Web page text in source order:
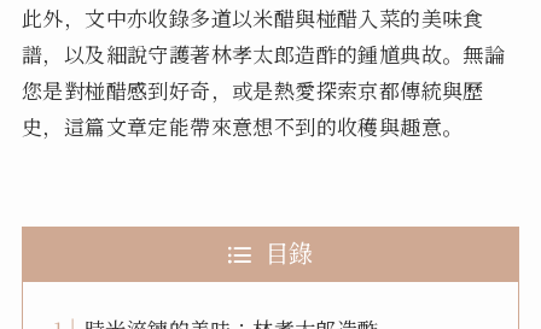
​​此外，文中亦收錄多道以米醋與椪醋入菜的美味食
譜，以及細說守護著林孝太郎造酢的鍾馗典故。無論
您是對椪醋感到好奇，或是熱愛探索京都傳統與歷
史，這篇文章定能帶來意想不到的收穫與趣意。
目錄